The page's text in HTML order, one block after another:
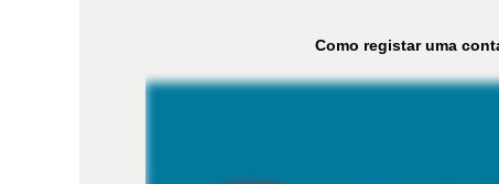
Como registar uma